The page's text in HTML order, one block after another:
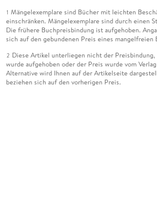
1 Mängelexemplare sind Bücher mit leichten
einschränken. Mängelexemplare sind durch einen
Die frühere Buchpreisbindung ist aufgehoben.
sich auf den gebundenen Preis eines mangelfreien
2 Diese Artikel unterliegen nicht der
wurde aufgehoben oder der Preis wurde vom
Alternative wird Ihnen auf der Artikelseite
beziehen sich auf den vorherigen Preis.